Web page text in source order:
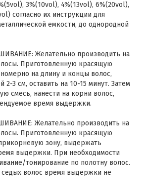
3%(10vol), 4%(13vol), 6%(20vol),
согласно их инструкции для
емкости, до однородной
Желательно производить на
Приготовленную красящую
на длину и концы волос,
2-3 см, оставить на 10-15 минут. Затем
смесь, нанести на корни волос,
время выдержки.
Желательно производить на
Приготовленную красящую
зону, выдержать
выдержки. При необходимости
тонирование по полотну волос.
волос время выдержки не